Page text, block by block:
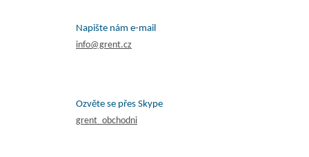
Napište nám e-mail
info@grent.cz
Ozvěte se přes Skype
grent_obchodni